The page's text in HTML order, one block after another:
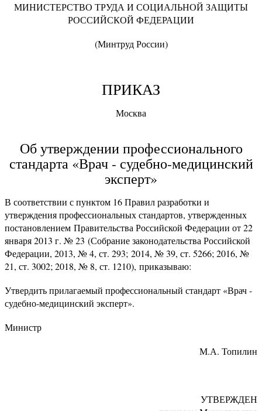
МИНИСТЕРСТВО ТРУДА И СОЦИАЛЬНОЙ ЗАЩИТЫ
РОССИЙСКОЙ ФЕДЕРАЦИИ
(Минтруд России)
ПРИКАЗ
Москва
Об утверждении профессионального
стандарта «Врач - судебно-медицинский
эксперт»
В соответствии с пунктом 16 Правил разработки и
утверждения профессиональных стандартов, утвержденных
постановлением Правительства Российской Федерации от 22
января 2013 г. № 23 (Собрание законодательства Российской
Федерации, 2013, № 4, ст. 293; 2014, № 39, ст. 5266; 2016, №
21, ст. 3002; 2018, № 8, ст. 1210), приказываю:
Утвердить прилагаемый профессиональный стандарт «Врач -
судебно-медицинский эксперт».
Министр
М.А. Топилин
УТВЕРЖДЕН